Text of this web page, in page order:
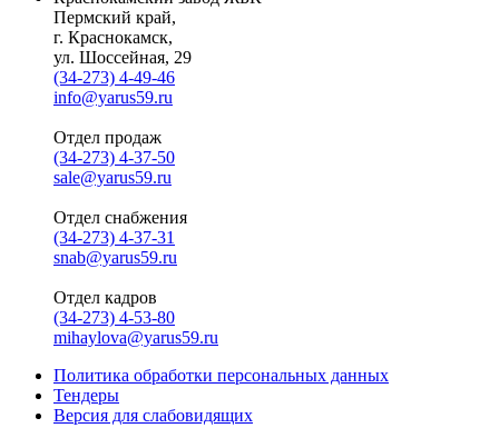
Пермский край,
г. Краснокамск,
ул. Шоссейная, 29
(34-273) 4-49-46
info@yarus59.ru
Отдел продаж
(34-273) 4-37-50
sale@yarus59.ru
Отдел снабжения
(34-273) 4-37-31
snab@yarus59.ru
Отдел кадров
(34-273) 4-53-80
mihaylova@yarus59.ru
Политика обработки персональных данных
Тендеры
Версия для слабовидящих